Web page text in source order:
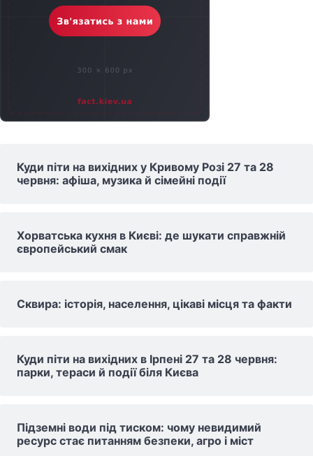
Куди піти на вихідних у Кривому Розі 27 та 28
червня: афіша, музика й сімейні події
Хорватська кухня в Києві: де шукати справжній
європейський смак
Сквира: історія, населення, цікаві місця та факти
Куди піти на вихідних в Ірпені 27 та 28 червня:
парки, тераси й події біля Києва
Підземні води під тиском: чому невидимий
ресурс стає питанням безпеки, агро і міст